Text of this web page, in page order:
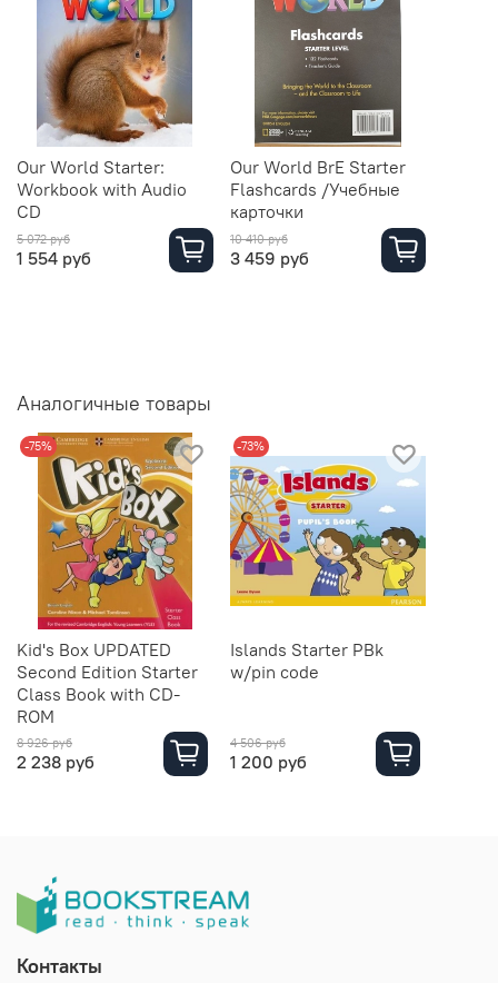
Our World Starter:
Workbook with Audio
CD
5 072 руб
1 554 руб
Our World BrE Starter
Flashcards /Учебные
карточки
10 410 руб
3 459 руб
Аналогичные товары
-75%
Kid's Box UPDATED
Second Edition Starter
Class Book with CD-
ROM
8 926 руб
2 238 руб
-73%
Islands Starter PBk
w/pin code
4 506 руб
1 200 руб
Контакты